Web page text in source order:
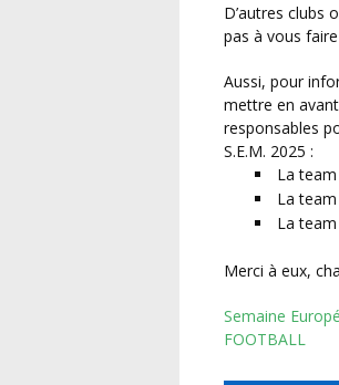
D’autres clubs ont surement eux aussi œuvrer sur ce sujet en septembre 2025, n’hésitez donc
pas à vous
Aussi, pour information et afin de valoriser toutes les bonnes pratiques, la Ligue souhaite
mettre en
responsables
S.E.M. 2025 :
La
La
La team
Merci à eux,
Semaine Européenne de la Mobilité & PEF : A vous de jouer ! – LIGUE BRETAGNE DE
FOOTBALL